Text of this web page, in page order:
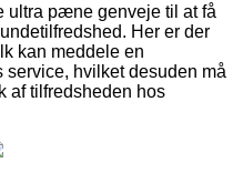
ultra pæne genveje til at få
Her er der
kan meddele en
hvilket desuden må
af tilfredsheden hos